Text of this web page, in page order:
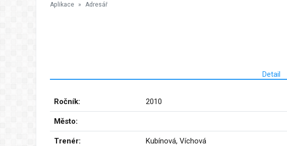
Aplikace Adresář
Detail
Ročník: 2010
Město:
Trenér: Kubínová, Víchová